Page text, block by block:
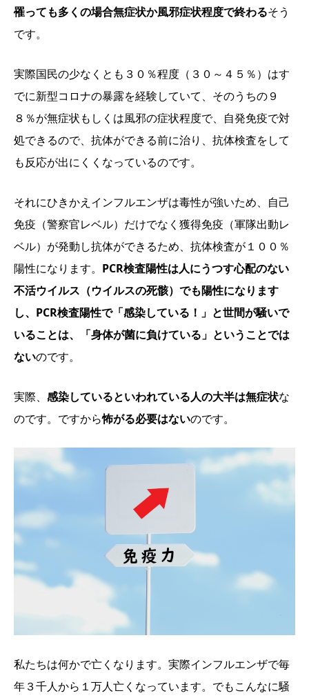
罹っても多くの場合無症状か風邪症状程度で終わるそう
です。
実際国民の少なくとも３０％程度（３０～４５％）はす
でに新型コロナの暴露を経験していて、そのうちの９
８％が無症状もしくは風邪の症状程度で、自発免疫で対
処できるので、抗体ができる前に治り、抗体検査をして
も反応が出にくくなっているのです。
それにひきかえインフルエンザは毒性が強いため、自己
免疫（警察官レベル）だけでなく獲得免疫（軍隊出動レ
ベル）が発動し抗体ができるため、抗体検査が１００％
陽性になります。 PCR検査陽性は人にうつす心配のない
不活ウイルス（ウイルスの死骸）でも陽性になります
し、PCR検査陽性で「感染している！」と世間が騒いで
いることは、「身体が菌に負けている」ということでは
ないのです。
実際、 感染しているといわれている人の大半は無症状な
のです。ですから怖がる必要はないのです。
私たちは何かで亡くなります。実際インフルエンザで毎
年３千人から１万人亡くなっています。でもこんなに騒